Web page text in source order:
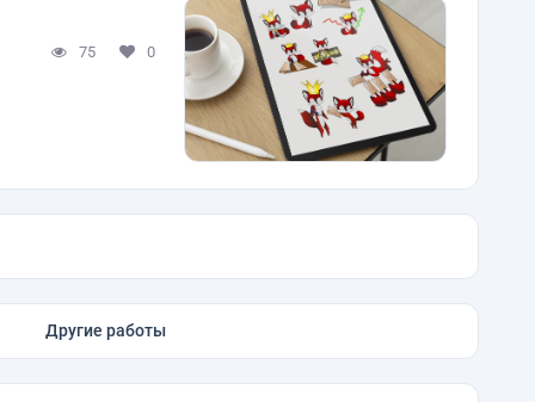
75 0
Другие работы